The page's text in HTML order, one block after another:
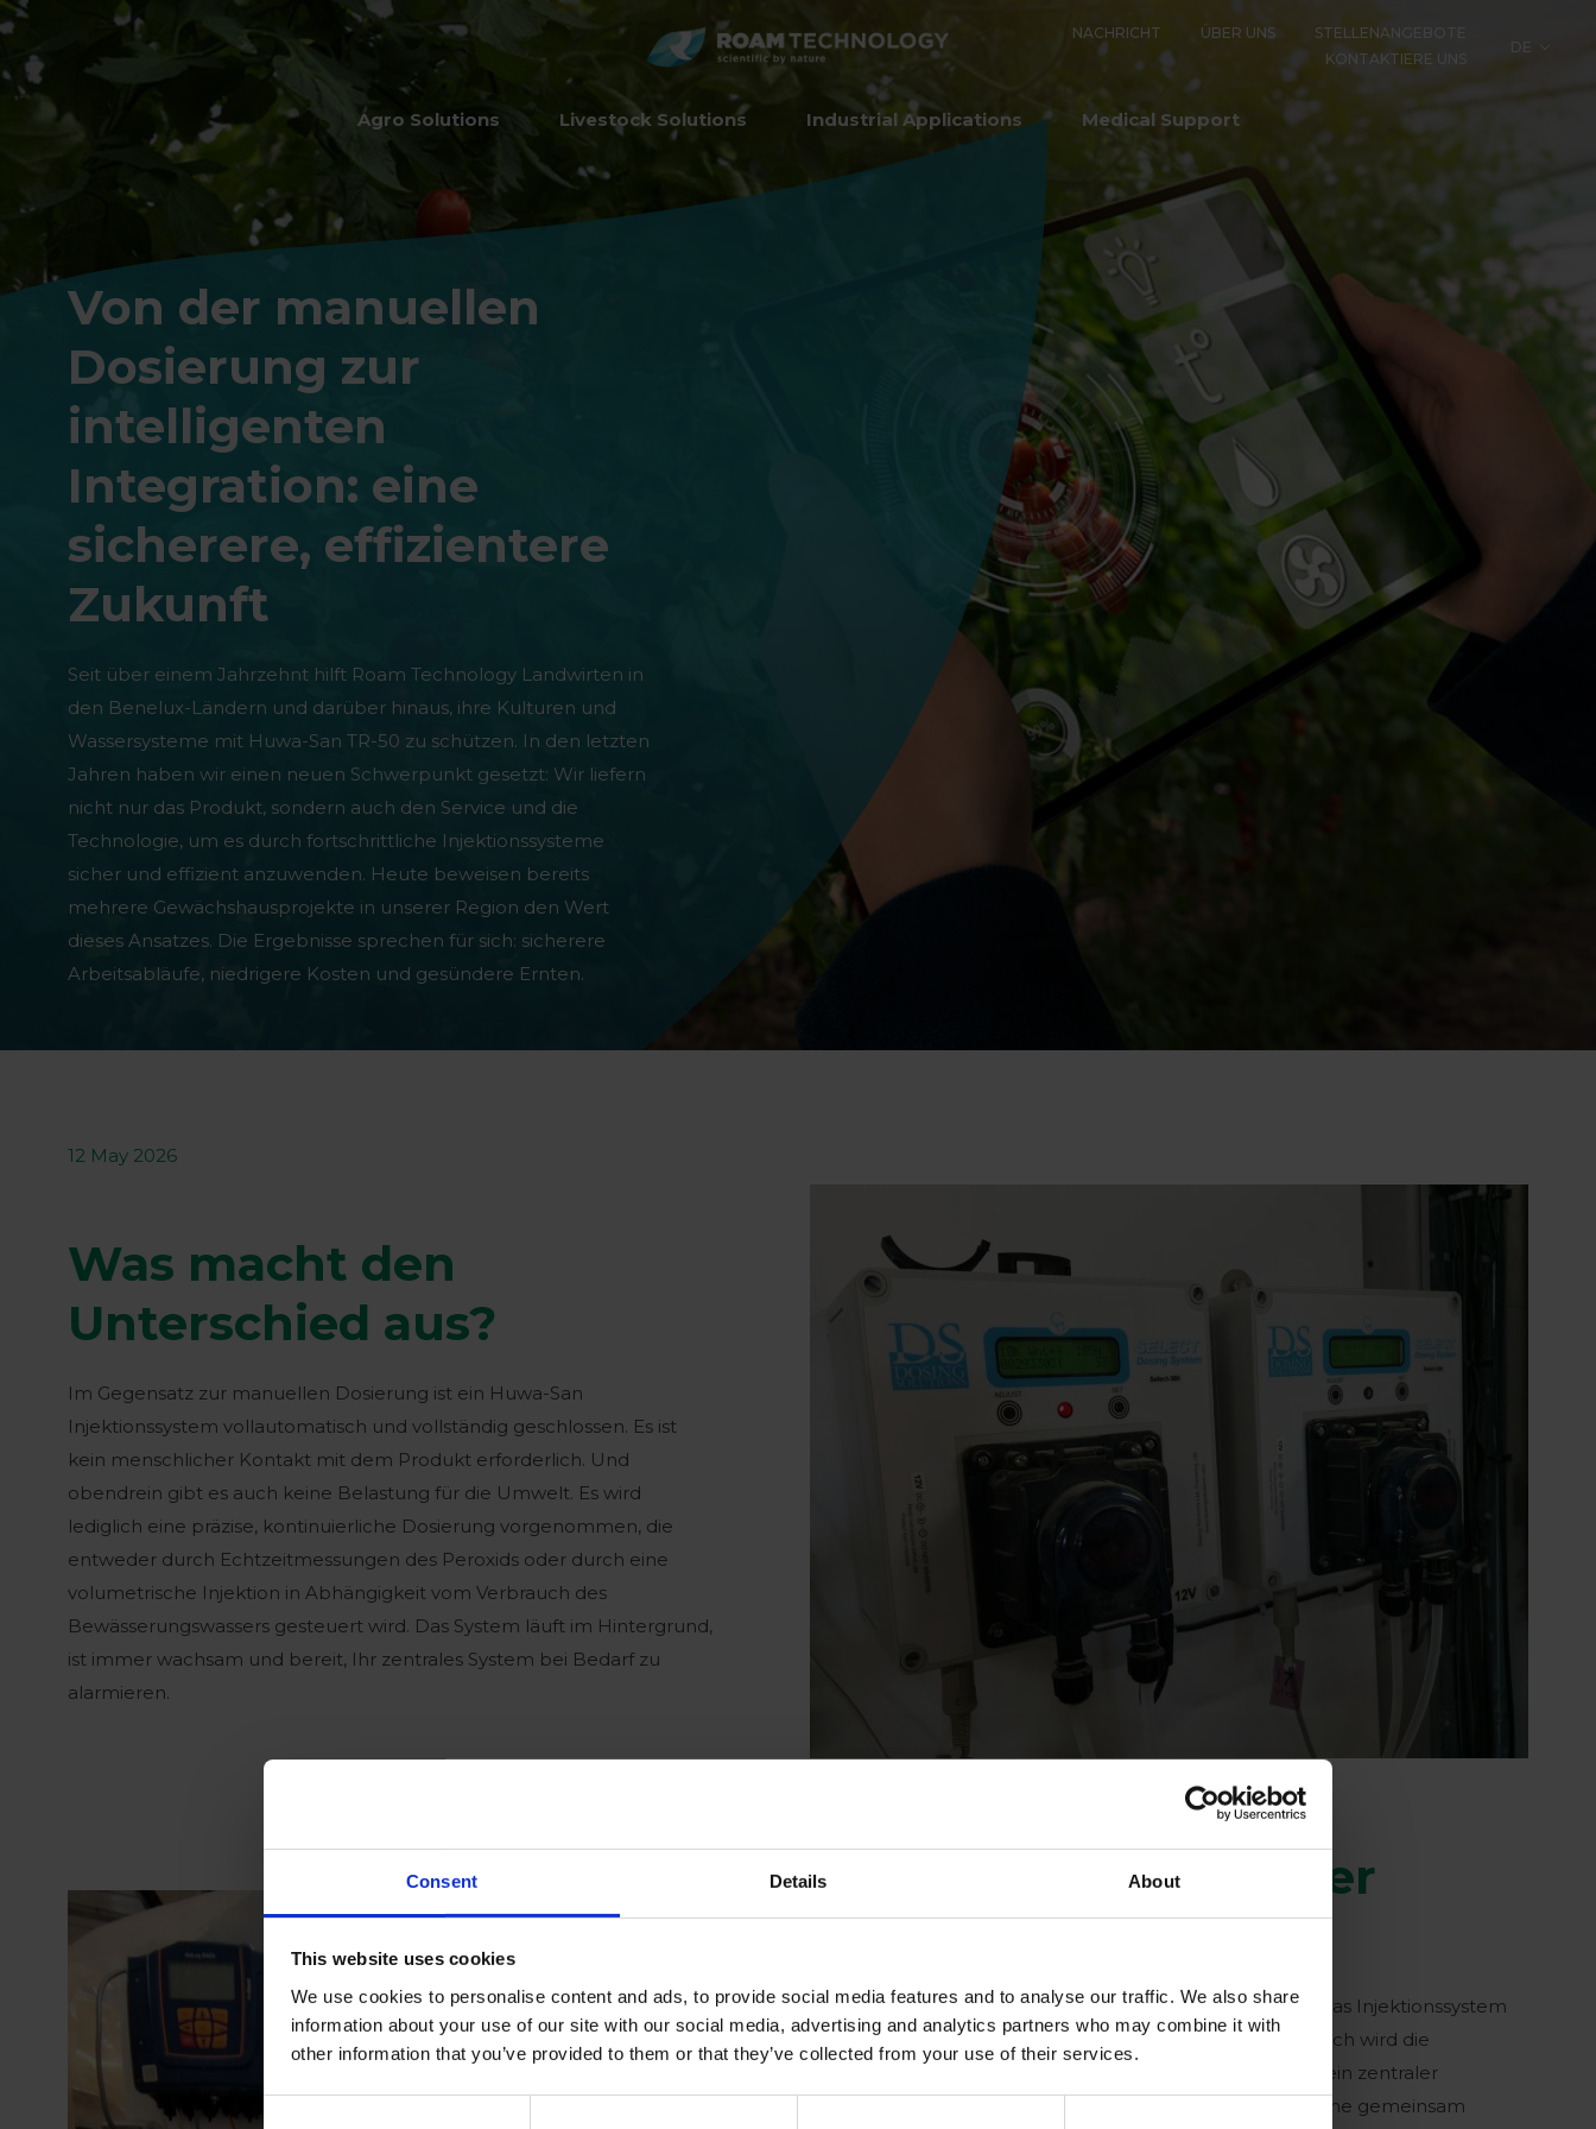
Consent Details About
This website uses cookies
We use cookies to personalise content and ads, to provide social media features and to analyse our traffic. We also share
information about your use of our site with our social media, advertising and analytics partners who may combine it with
other information that you’ve provided to them or that they’ve collected from your use of their services.
ROAM
TECHNOLOGY
NACHRICHT ÜBER UNS
STELLENANGEBOTE
KONTAKTIERE UNS
DE
Agro Solutions Livestock Solutions Industrial Applications Medical Support
Von der manuellen
Dosierung zur
intelligenten
Integration: eine
sicherere, effizientere
Zukunft
Seit über einem Jahrzehnt hilft Roam Technology Landwirten in
den Benelux-Ländern und darüber hinaus, ihre Kulturen und
Wassersysteme mit Huwa-San TR-50 zu schützen. In den letzten
Jahren haben wir einen neuen Schwerpunkt gesetzt: Wir liefern
nicht nur das Produkt, sondern auch den Service und die
Technologie, um es durch fortschrittliche Injektionssysteme
sicher und effizient anzuwenden. Heute beweisen bereits
mehrere Gewächshausprojekte in unserer Region den Wert
dieses Ansatzes. Die Ergebnisse sprechen für sich: sicherere
Arbeitsabläufe, niedrigere Kosten und gesündere Ernten.
12 May 2026
Was macht den
Unterschied aus?
Im Gegensatz zur manuellen Dosierung ist ein Huwa-San
Injektionssystem vollautomatisch und vollständig geschlossen. Es ist
kein menschlicher Kontakt mit dem Produkt erforderlich. Und
obendrein gibt es auch keine Belastung für die Umwelt. Es wird
lediglich eine präzise, kontinuierliche Dosierung vorgenommen, die
entweder durch Echtzeitmessungen des Peroxids oder durch eine
volumetrische Injektion in Abhängigkeit vom Verbrauch des
Bewässerungswassers gesteuert wird. Das System läuft im Hintergrund,
ist immer wachsam und bereit, Ihr zentrales System bei Bedarf zu
alarmieren.
Einen Schritt weiter
gehen
Der wirkliche Durchbruch kommt jedoch, wenn das Injektionssystem
mit Ihrem Klimacomputer verbunden wird. Plötzlich wird die
Wasseraufbereitung Teil eines größeren Ganzen: ein zentraler
Knotenpunkt, der Bewässerung, Klima und Hygiene gemeinsam